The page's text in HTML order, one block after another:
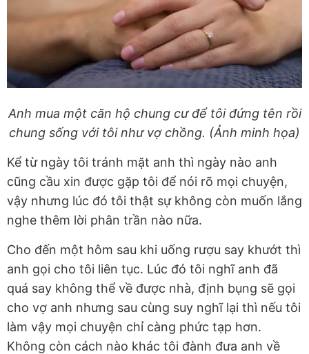
Anh mua một căn hộ chung cư để tôi đứng tên rồi
chung sống với tôi như vợ chồng. (Ảnh minh họa)
Kể từ ngày tôi tránh mặt anh thì ngày nào anh
cũng cầu xin được gặp tôi để nói rõ mọi chuyện,
vậy nhưng lúc đó tôi thật sự không còn muốn lắng
nghe thêm lời phân trần nào nữa.
Cho đến một hôm sau khi uống rượu say khướt thì
anh gọi cho tôi liên tục. Lúc đó tôi nghĩ anh đã
quá say không thể về được nhà, định bụng sẽ gọi
cho vợ anh nhưng sau cùng suy nghĩ lại thì nếu tôi
làm vậy mọi chuyện chỉ càng phức tạp hơn.
Không còn cách nào khác tôi đành đưa anh về